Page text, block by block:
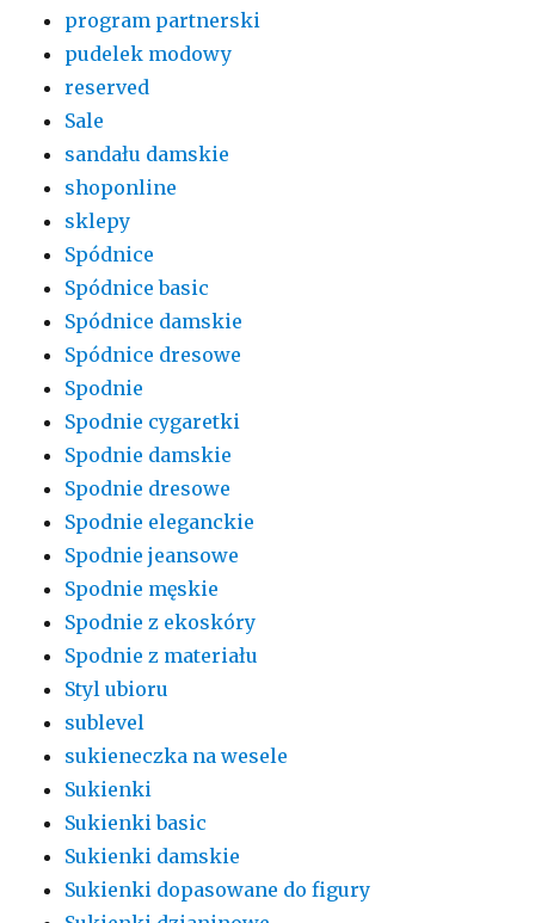
program partnerski
pudelek modowy
reserved
Sale
sandału damskie
shoponline
sklepy
Spódnice
Spódnice basic
Spódnice damskie
Spódnice dresowe
Spodnie
Spodnie cygaretki
Spodnie damskie
Spodnie dresowe
Spodnie eleganckie
Spodnie jeansowe
Spodnie męskie
Spodnie z ekoskóry
Spodnie z materiału
Styl ubioru
sublevel
sukieneczka na wesele
Sukienki
Sukienki basic
Sukienki damskie
Sukienki dopasowane do figury